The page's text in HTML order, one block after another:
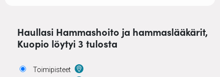
Haullasi Hammashoito ja hammaslääkärit,
Kuopio löytyi 3 tulosta
Toimipisteet